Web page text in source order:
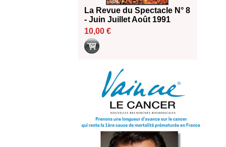
La Revue du Spectacle N° 8
- Juin Juillet Août 1991
10,00 €